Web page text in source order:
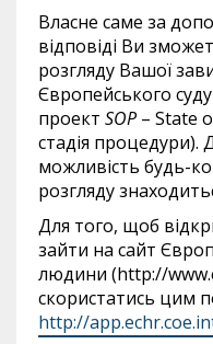
Власне саме за
відповіді Ви
розгляду Вашої
Європейського
проект SOP – State
стадія процедури).
можливість будь-
розгляду
Для того, щоб
зайти на сайт
людини (http://
скористатись цим
http://